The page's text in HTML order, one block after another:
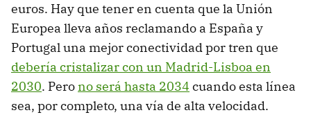
euros. Hay que tener en cuenta que la Unión
Europea lleva años reclamando a España y
Portugal una mejor conectividad por tren que
debería cristalizar con un Madrid-Lisboa en
2030. Perono será hasta 2034 cuando esta línea
sea, por completo, una vía de alta velocidad.